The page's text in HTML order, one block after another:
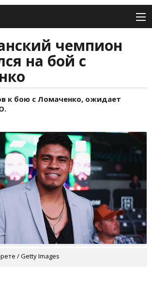
чемпион
на бой с
к бою с Ломаченко, ожидает
/ Getty Images